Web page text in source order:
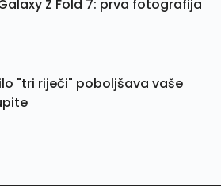
Z Fold 7: prva fotografija
"tri riječi" poboljšava vaše